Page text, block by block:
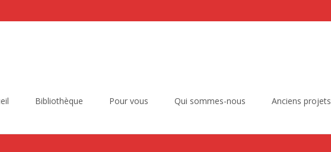
Bibliothèque Pour vous Qui sommes-nous Anciens projets